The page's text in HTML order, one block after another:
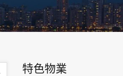
特色物業